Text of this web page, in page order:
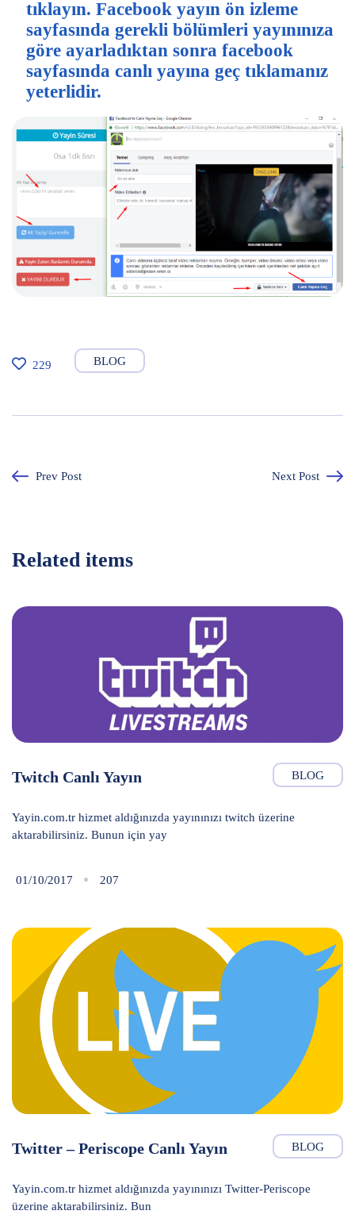
tıklayın. Facebook yayın ön izleme
sayfasında gerekli bölümleri yayınınıza
göre ayarladıktan sonra facebook
sayfasında canlı yayına geç tıklamanız
yeterlidir.
229 BLOG
Prev Post Next Post
Related items
BLOG
Twitch Canlı Yayın
Yayin.com.tr hizmet aldığınızda yayınınızı twitch üzerine
aktarabilirsiniz. Bunun için yay
01/10/2017 207
BLOG
Twitter – Periscope Canlı Yayın
Yayin.com.tr hizmet aldığınızda yayınınızı Twitter-Periscope
üzerine aktarabilirsiniz. Bun